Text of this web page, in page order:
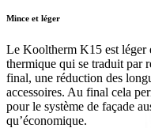
Mince et léger
Le Kooltherm K15 est léger
thermique qui se traduit par
final, une réduction des
accessoires. Au final cela
pour le système de façade
qu’économique.